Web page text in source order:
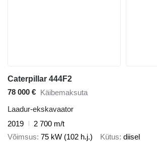
Caterpillar 444F2
78 000 € Käibemaksuta
Laadur-ekskavaator
2019
2 700 m/t
Võimsus 75 kW (102 h.j.) Kütus diisel